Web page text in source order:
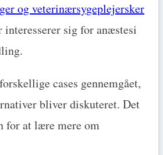
og veterinærsygeplejersker
interesserer sig for anæstesi
cases gennemgået,
bliver diskuteret. Det
for at lære mere om